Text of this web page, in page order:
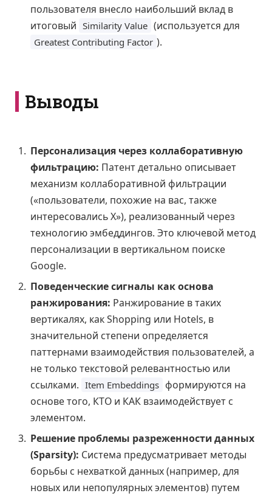
пользователя внесло наибольший вклад в
итоговый Similarity Value (используется для
Greatest Contributing Factor ).
Выводы
Персонализация через коллаборативную
фильтрацию: Патент детально описывает
механизм коллаборативной фильтрации
(«пользователи, похожие на вас, также
интересовались X»), реализованный через
технологию эмбеддингов. Это ключевой метод
персонализации в вертикальном поиске
Google.
Поведенческие сигналы как основа
ранжирования: Ранжирование в таких
вертикалях, как Shopping или Hotels, в
значительной степени определяется
паттернами взаимодействия пользователей, а
не только текстовой релевантностью или
ссылками. Item Embeddings формируются на
основе того, КТО и КАК взаимодействует с
элементом.
Решение проблемы разреженности данных
(Sparsity): Система предусматривает методы
борьбы с нехваткой данных (например, для
новых или непопулярных элементов) путем